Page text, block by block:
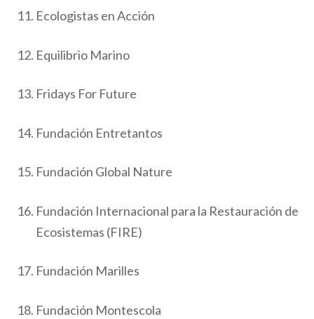
Ecologistas en Acción
Equilibrio Marino
Fridays For Future
Fundación Entretantos
Fundación Global Nature
Fundación Internacional para la Restauración de
Ecosistemas (FIRE)
Fundación Marilles
Fundación Montescola